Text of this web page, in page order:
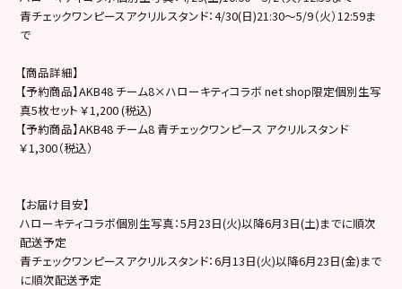
青チェックワンピースアクリルスタンド：4/30(日)21:30～5/9（火）12:59ま
で
【商品詳細】
【予約商品】AKB48 チーム8×ハローキティコラボ net shop限定個別生写
真5枚セット ￥1,200 (税込)
【予約商品】AKB48 チーム8 青チェックワンピース アクリルスタンド
￥1,300（税込）
【お届け目安】
ハローキティコラボ個別生写真：5月23日(火)以降6月3日(土)までに順次
配送予定
青チェックワンピースアクリルスタンド：6月13日(火)以降6月23日(金)まで
に順次配送予定